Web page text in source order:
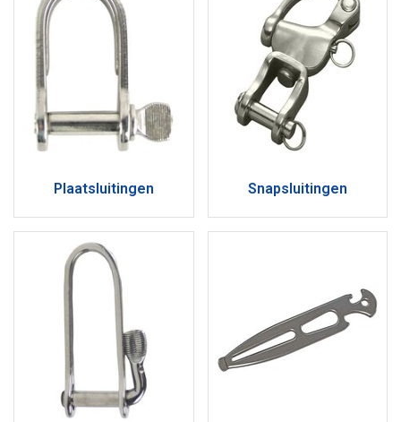
Plaatsluitingen Snapsluitingen